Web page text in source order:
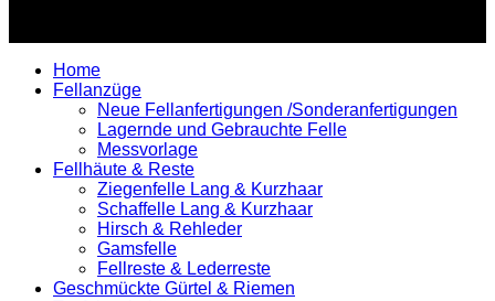
Home
Fellanzüge
Neue Fellanfertigungen /Sonderanfertigungen
Lagernde und Gebrauchte Felle
Messvorlage
Fellhäute & Reste
Ziegenfelle Lang & Kurzhaar
Schaffelle Lang & Kurzhaar
Hirsch & Rehleder
Gamsfelle
Fellreste & Lederreste
Geschmückte Gürtel & Riemen